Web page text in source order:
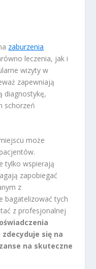
zaburzenia
leczenia, jak i
wizyty w
zapewniają
diagnostykę,
schorzeń
może
tylko wspierają
zapobiegać
z
bagatelizować tych
z profesjonalnej
się na
na skuteczne